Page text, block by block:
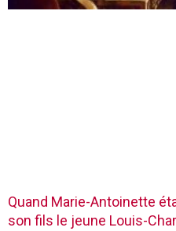
Quand Marie-Antoinette
son fils le jeune Louis-